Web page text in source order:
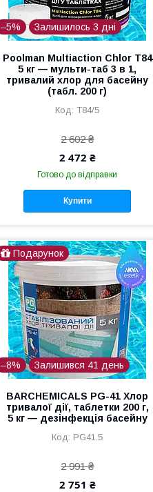
–5% Залишилось 3 дні
Poolman Multiaction Chlor T84
5 кг — мульти-таб 3 в 1,
тривалий хлор для басейну
(табл. 200 г)
T84/5
2 602 ₴
2 472 ₴
Готово до відправки
Купити
Подарунок
–8% Залишився 41 день
BARCHEMICALS PG-41 Хлор
тривалої дії, таблетки 200 г,
5 кг — дезінфекція басейну
PG41.5
2 991 ₴
2 751 ₴